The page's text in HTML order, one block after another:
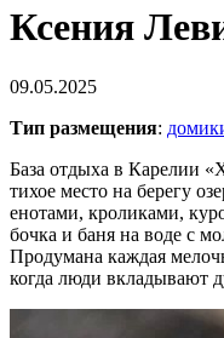
Ксения
09.05.2025
Тип размещения:
База отдыха в Карелии
тихое место на берегу
енотами, кроликами,
бочка и баня на воде с
Продумана каждая
когда люди вкладывают